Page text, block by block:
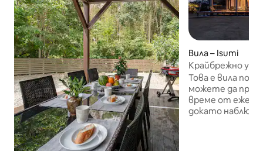
Вила – Isumi
Крайбрежно
Ambient с
Това е вила под
можете да
време от
докато